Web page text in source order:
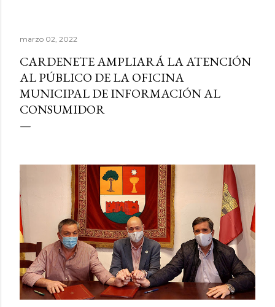
marzo 02, 2022
CARDENETE AMPLIARÁ LA ATENCIÓN
AL PÚBLICO DE LA OFICINA
MUNICIPAL DE INFORMACIÓN AL
CONSUMIDOR